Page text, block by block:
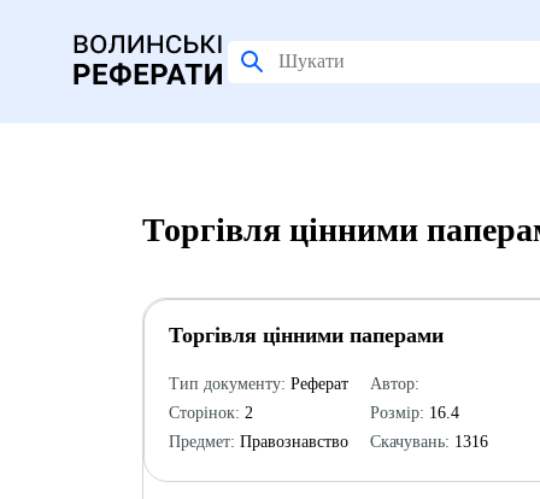
Торгівля цінними
Торгівля цінними паперами
Тип документу: Реферат
Сторінок: 2
Предмет: Правознавство
Автор:
Розмір: 16.4
Скачувань: 1316